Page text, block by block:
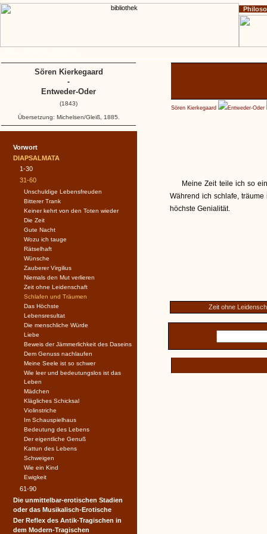
Sören Kierkegaard Entweder-Oder
Meine Zeit teile ich so
Während ich schlafe,
höchste Genialität.
Zeit ohne
Vorwort
DIAPSALMATA
1-30
31-60
Unschuldige Lebensfreuden
Bitterer Trank
Keiner kehrt von den Toten wieder
Die Zeit
Gute Nacht
Wozu ich tauge
Rätselhaft
Wünsche
Zauberer Virgilius
Niemals den Mut verlieren
Zeit ohne Leidenschaft
Schlafen und Träumen
Das Höchste
Lebensresultat
Die menschliche Würde
Liebe
Beweis der Jämmerlichkeit des Daseins
Dem Genuss nachlaufen
Meine Seele ist so schwer
Wie leer und bedeutungslos ist das
Leben
Mädchen
Klägliches Schicksal
Violinstriche
Im Schauspielhaus
Bedeutung des Lebens
Der eigentliche Genuß
Kattun des Lebens
Schweigen
Wie ein Kind
Ewigkeit
61-90
Die unmittelbar-erotischen Stadien
oder das Musikalisch-Erotische
Der Reflex des Antik-Tragischen in
dem Modern-Tragischen
Sören Kierkegaard
-
Entweder-Oder
(1843)
Übersetzung: Michelsen/Gleiß, 1885.